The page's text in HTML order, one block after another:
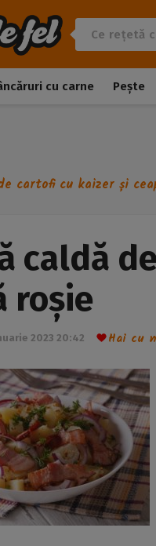
cu carne Pește
cartofi cu kaizer și
caldă
roșie
2023 20:42 Hai cu